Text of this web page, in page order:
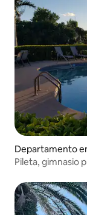
Departamento
Pileta, gimnasio